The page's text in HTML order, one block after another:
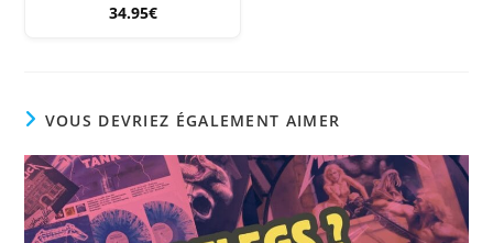
34.95€
VOUS DEVRIEZ ÉGALEMENT AIMER